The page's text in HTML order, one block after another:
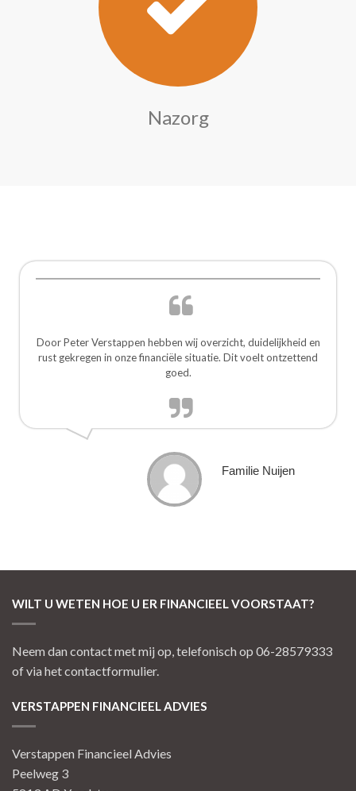
Nazorg
Door Peter Verstappen hebben wij overzicht, duidelijkheid en
rust gekregen in onze financiële situatie. Dit voelt ontzettend
goed.
Familie Nuijen
WILT U WETEN HOE U ER FINANCIEEL VOORSTAAT?
Neem dan contact met mij op, telefonisch op 06-28579333
of via het contactformulier.
VERSTAPPEN FINANCIEEL ADVIES
Verstappen Financieel Advies
Peelweg 3